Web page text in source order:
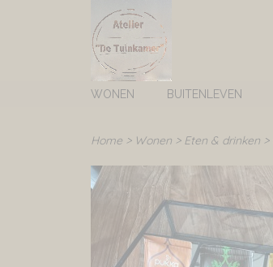
WONEN BUITENLEVEN
Home > Wonen > Eten & drinken >